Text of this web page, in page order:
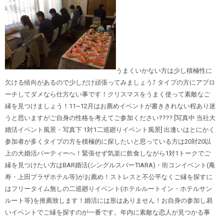
うまくいかない方は少し積極性に
欠ける傾向があるので少しだけ頑張ってみましょう⤴︎ タイプの方にアプロ
ーチしてダメなら仕方ない事です！クリスマスをうまく使って素敵なご
縁を見つけましょう！11~12月はお薦めイベントが書ききれない程あり迷
うと思いますがご自身の性格を考えてご参加ください???? [写真中 当社大
婚活イベント風景・写真下 1対1二巡廻りイベント風景] 出逢いはとにかく
参加者が多くタイプの方を積極的に探したいと思っている方は20対20以
上の大婚活パーティーへ！緊張せず気楽に飲食しながら1対1トークでご
縁を見つけたい方はBAR婚活(シングルスバーTIARA)・街コンイベント(庵
寿・上田プラザホテル等)がお薦め！ストレスと不公平なくご縁を探すに
はフリータイム無しの二巡廻りイベント(ホテルルートイン・ホテルサン
ルート等)を推薦致します！婚活には形はありません！お自身の参加し易
いイベントでご縁を探すのが一番です。年内に素敵な恋人が見つかる事